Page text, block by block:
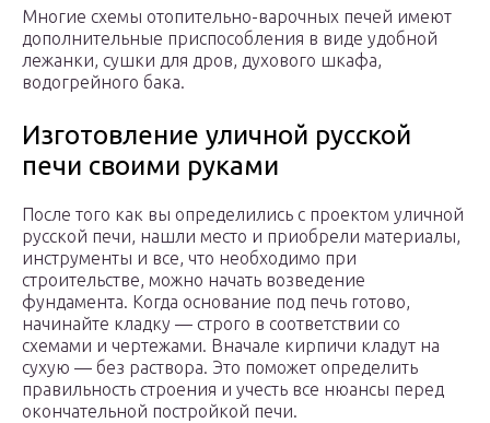
Многие схемы отопительно-варочных печей имеют
дополнительные приспособления в виде удобной
лежанки, сушки для дров, духового шкафа,
водогрейного бака.
Изготовление уличной русской
печи своими руками
После того как вы определились с проектом уличной
русской печи, нашли место и приобрели материалы,
инструменты и все, что необходимо при
строительстве, можно начать возведение
фундамента. Когда основание под печь готово,
начинайте кладку — строго в соответствии со
схемами и чертежами. Вначале кирпичи кладут на
сухую — без раствора. Это поможет определить
правильность строения и учесть все нюансы перед
окончательной постройкой печи.